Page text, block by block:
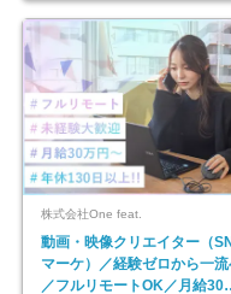
株式会社One feat.
動画・映像クリエイター（
マーケ）／経験ゼロから一流
／フルリモートOK／月給30